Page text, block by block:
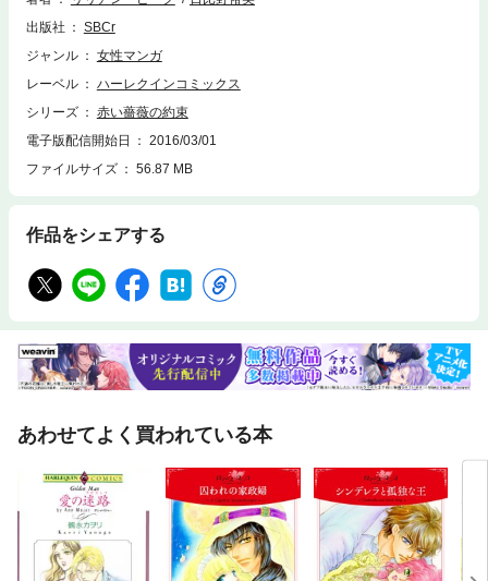
出版社
SBCr
ジャンル
女性マンガ
レーベル
ハーレクインコミックス
シリーズ
赤い薔薇の約束
電子版配信開始日
2016/03/01
ファイルサイズ
56.87 MB
作品をシェアする
あわせてよく買われている本